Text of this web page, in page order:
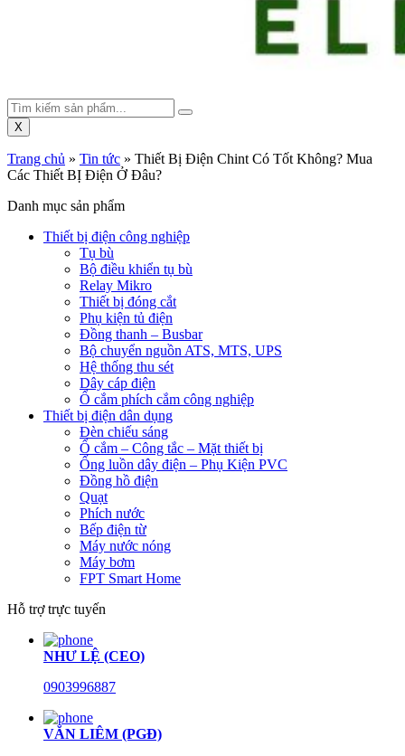
X
Trang chủ » Tin tức » Thiết Bị Điện Chint Có Tốt Không? Mua
Các Thiết BỊ Điện Ở Đâu?
Danh mục sản phẩm
Thiết bị điện công nghiệp
Tụ bù
Bộ điều khiển tụ bù
Relay Mikro
Thiết bị đóng cắt
Phụ kiện tủ điện
Đồng thanh – Busbar
Bộ chuyển nguồn ATS, MTS, UPS
Hệ thống thu sét
Dây cáp điện
Ổ cắm phích cắm công nghiệp
Thiết bị điện dân dụng
Đèn chiếu sáng
Ổ cắm – Công tắc – Mặt thiết bị
Ống luồn dây điện – Phụ Kiện PVC
Đồng hồ điện
Quạt
Phích nước
Bếp điện từ
Máy nước nóng
Máy bơm
FPT Smart Home
Hỗ trợ trực tuyến
NHƯ LỆ (CEO)
0903996887
VĂN LIÊM (PGĐ)